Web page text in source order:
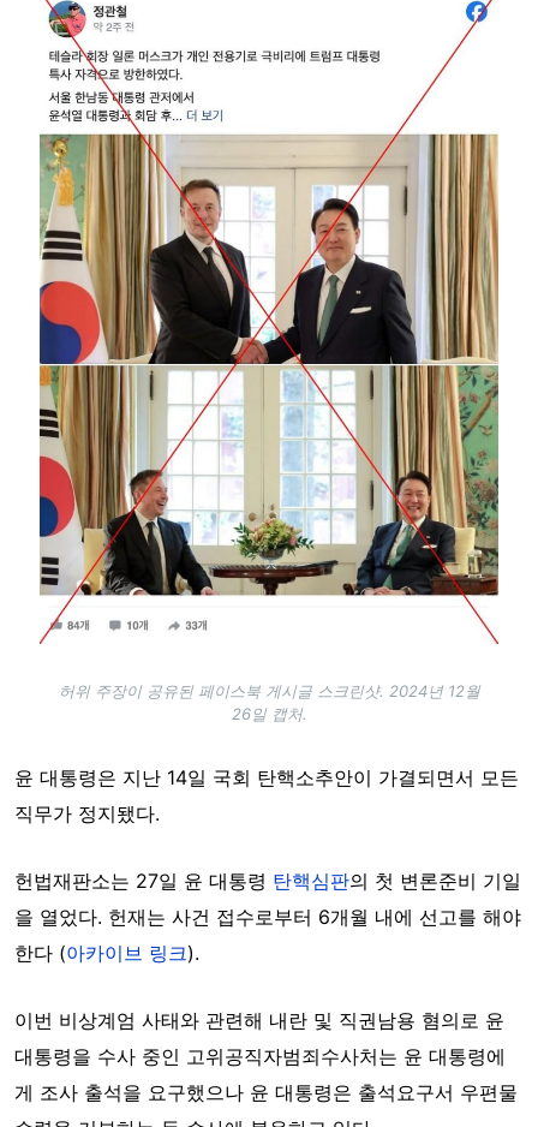
허위 주장이 공유된 페이스북 게시글 스크린샷. 2024년 12월
26일 캡처.
윤 대통령은 지난 14일 국회 탄핵소추안이 가결되면서 모든
직무가 정지됐다.
헌법재판소는 27일 윤 대통령 탄핵심판의 첫 변론준비 기일
을 열었다. 헌재는 사건 접수로부터 6개월 내에 선고를 해야
한다 (아카이브 링크).
이번 비상계엄 사태와 관련해 내란 및 직권남용 혐의로 윤
대통령을 수사 중인 고위공직자범죄수사처는 윤 대통령에
게 조사 출석을 요구했으나 윤 대통령은 출석요구서 우편물